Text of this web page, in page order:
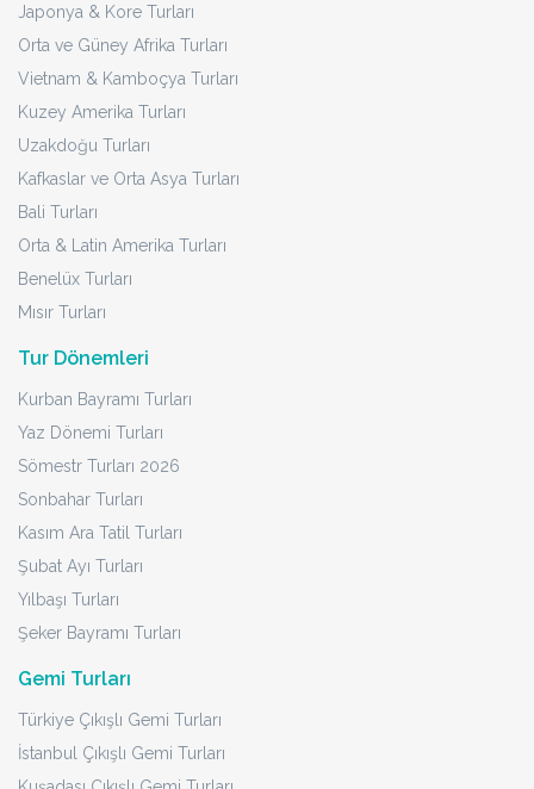
Japonya & Kore Turları
Orta ve Güney Afrika Turları
Vietnam & Kamboçya Turları
Kuzey Amerika Turları
Uzakdoğu Turları
Kafkaslar ve Orta Asya Turları
Bali Turları
Orta & Latin Amerika Turları
Benelüx Turları
Mısır Turları
Tur Dönemleri
Kurban Bayramı Turları
Yaz Dönemi Turları
Sömestr Turları 2026
Sonbahar Turları
Kasım Ara Tatil Turları
Şubat Ayı Turları
Yılbaşı Turları
Şeker Bayramı Turları
Gemi Turları
Türkiye Çıkışlı Gemi Turları
İstanbul Çıkışlı Gemi Turları